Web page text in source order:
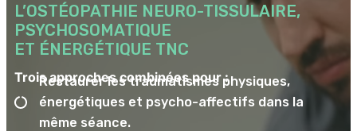
L’OSTÉOPATHIE NEURO-TISSULAIRE,
PSYCHOSOMATIQUE
ET ÉNERGÉTIQUE TNC
Trois approches combinées pour :
Restaurer les traumatismes physiques,
énergétiques et psycho-affectifs dans la
même séance.